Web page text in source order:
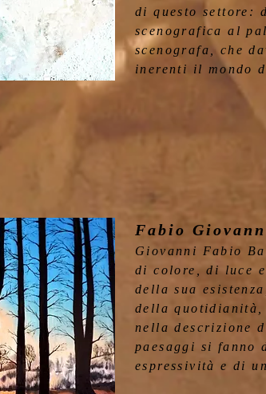
di questo settore:
scenografica al
scenografa, che
inerenti il mondo
Fabio
Giovanni Fabio
di colore, di luce
della sua
della quotidianità,
nella descrizione
paesaggi si
espressività e di